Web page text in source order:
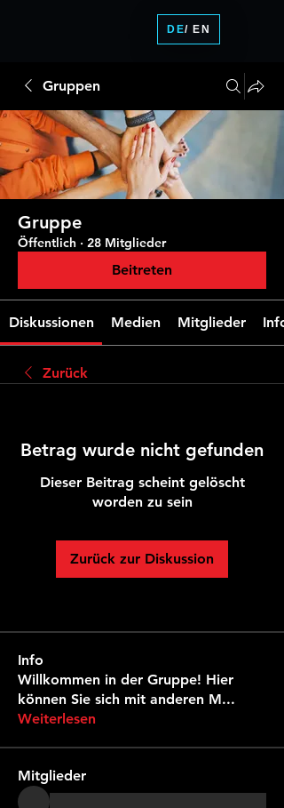
Gruppen
Gruppe
Öffentlich · 28 Mitglieder
Beitreten
Diskussionen Medien Mitglieder Info
Zurück
Betrag wurde nicht gefunden
Dieser Beitrag scheint gelöscht
worden zu sein
Zurück zur Diskussion
Info
Willkommen in der Gruppe! Hier
können Sie sich mit anderen M...
Weiterlesen
Mitglieder
DE/ EN